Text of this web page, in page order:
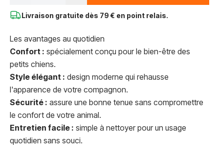
Livraison gratuite dès 79 € en point relais.
Les avantages au quotidien
Confort : spécialement conçu pour le bien-être des
petits chiens.
Style élégant : design moderne qui rehausse
l'apparence de votre compagnon.
Sécurité : assure une bonne tenue sans compromettre
le confort de votre animal.
Entretien facile : simple à nettoyer pour un usage
quotidien sans souci.